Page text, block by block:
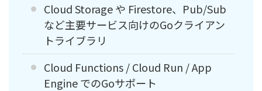
Cloud Storage や Firestore、Pub/Sub
など主要サービス向けのGoクライアン
トライブラリ
Cloud Functions / Cloud Run / App
Engine でのGoサポート